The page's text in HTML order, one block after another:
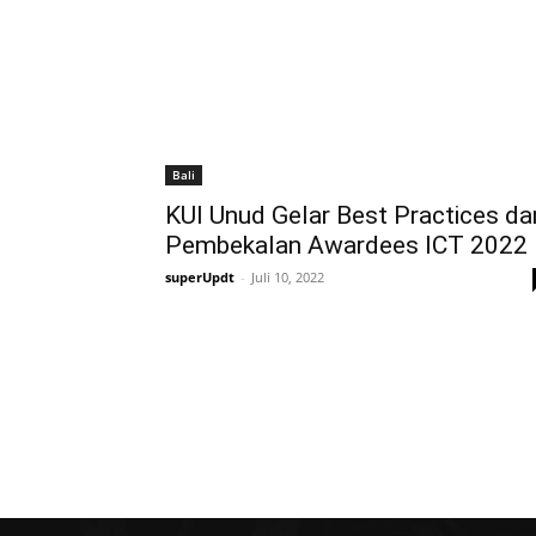
Bali
KUI Unud Gelar Best Practices
Pembekalan Awardees ICT 2022
superUpdt - Juli 10, 2022